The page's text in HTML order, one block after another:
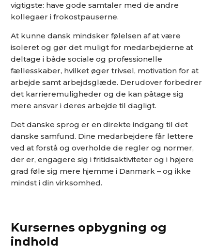
vigtigste: have gode samtaler med de andre
kollegaer i frokostpauserne.
At kunne dansk mindsker følelsen af at være
isoleret og gør det muligt for medarbejderne at
deltage i både sociale og professionelle
fællesskaber, hvilket øger trivsel, motivation for at
arbejde samt arbejdsglæde. Derudover forbedrer
det karrieremuligheder og de kan påtage sig
mere ansvar i deres arbejde til dagligt.
Det danske sprog er en direkte indgang til det
danske samfund. Dine medarbejdere får lettere
ved at forstå og overholde de regler og normer,
der er, engagere sig i fritidsaktiviteter og i højere
grad føle sig mere hjemme i Danmark – og ikke
mindst i din virksomhed.
Kursernes opbygning og
indhold